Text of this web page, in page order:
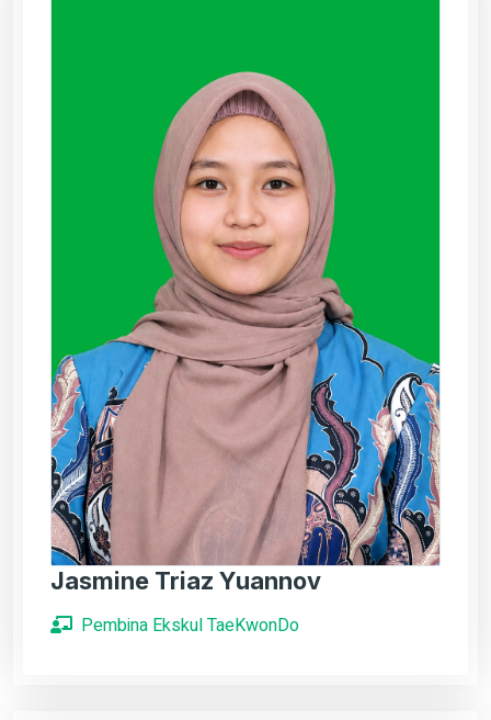
Jasmine Triaz Yuannov
Pembina Ekskul TaeKwonDo